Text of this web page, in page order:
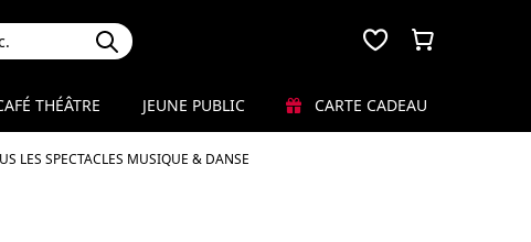
LES SPECTACLES MUSIQUE & DANSE
THÉÂTRE JEUNE PUBLIC CARTE CADEAU